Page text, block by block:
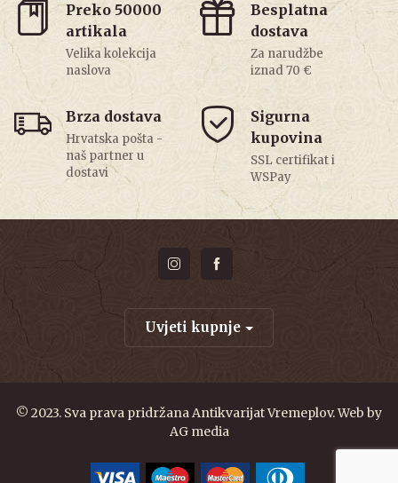
Preko 50000
artikala
Velika kolekcija
naslova
Besplatna
dostava
Za narudžbe
iznad 70 €
Brza dostava
Hrvatska pošta -
naš partner u
dostavi
Sigurna
kupovina
SSL certifikat i
WSPay
Uvjeti kupnje
© 2023. Sva prava pridržana Antikvarijat Vremeplov. Web by
AG media